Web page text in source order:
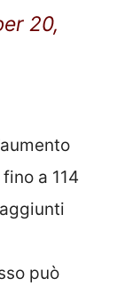
20,
a 114
può